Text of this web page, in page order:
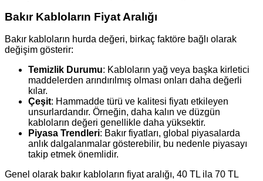
Bakır Kabloların Fiyat Aralığı
Bakır kabloların hurda değeri, birkaç faktöre bağlı olarak
değişim gösterir:
Temizlik Durumu: Kabloların yağ veya başka kirletici
maddelerden arındırılmış olması onları daha değerli
kılar.
Çeşit: Hammadde türü ve kalitesi fiyatı etkileyen
unsurlardandır. Örneğin, daha kalın ve düzgün
kabloların değeri genellikle daha yüksektir.
Piyasa Trendleri: Bakır fiyatları, global piyasalarda
anlık dalgalanmalar gösterebilir, bu nedenle piyasayı
takip etmek önemlidir.
Genel olarak bakır kabloların fiyat aralığı, 40 TL ila 70 TL